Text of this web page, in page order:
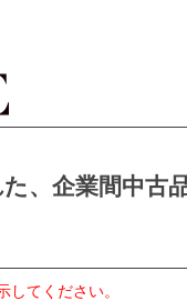
、企業間中古
してください。